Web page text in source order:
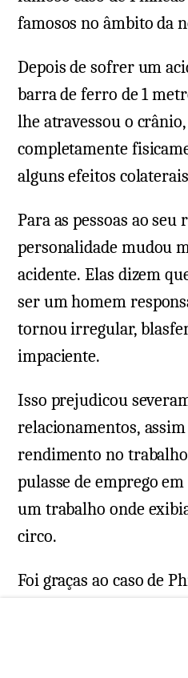
famosos no âmbito da
Depois de sofrer um
barra de ferro de 1
lhe atravessou o
completamente
alguns efeitos
Para as pessoas ao seu
personalidade mudou
acidente. Elas dizem
ser um homem
tornou irregular,
impaciente.
Isso prejudicou
relacionamentos,
rendimento no
pulasse de emprego
um trabalho onde
circo.
Foi graças ao caso de